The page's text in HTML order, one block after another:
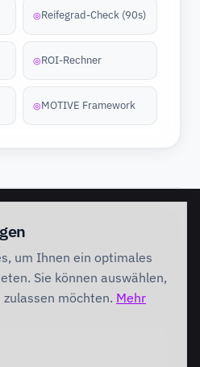
◎Reifegrad-Check (90s)
◎ROI-Rechner
◎MOTIVE Framework
Foundation
Performing
Branchenlösungen
um Ihnen ein optimales
Sie können auswählen,
möchten. Mehr